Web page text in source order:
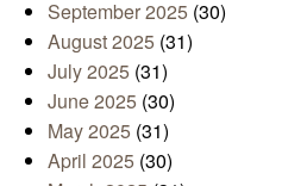
September 2025 (30)
August 2025 (31)
July 2025 (31)
June 2025 (30)
May 2025 (31)
April 2025 (30)